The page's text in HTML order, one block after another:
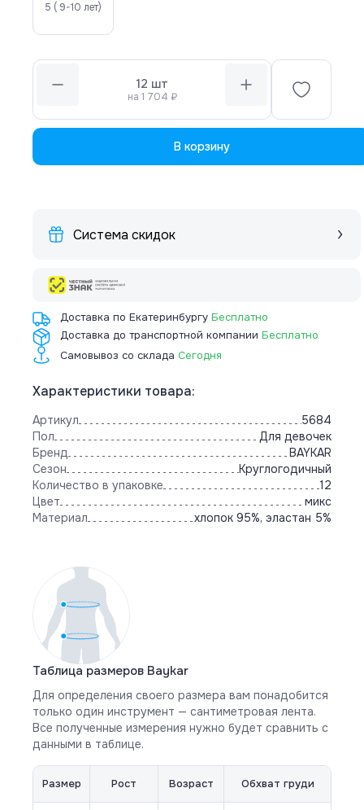
Характеристики товара:
Артикул
5684
Пол
Для девочек
Бренд
BAYKAR
Сезон
Круглогодичный
Количество в упаковке
12
Цвет
микс
Материал
хлопок 95%, эластан 5%
5 ( 9-10 лет)
12 шт
на 1 704 ₽
В корзину
Система скидок
Доставка по Екатеринбургу Бесплатно
Доставка до транспортной компании Бесплатно
Самовывоз со склада Сегодня
Таблица размеров Baykar
Для определения своего размера вам понадобится
только один инструмент — сантиметровая лента.
Все полученные измерения нужно будет сравнить с
данными в таблице.
Размер Рост Возраст Обхват груди